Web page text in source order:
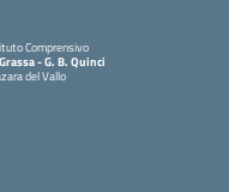
Comprensivo
- G. B. Quinci
del Vallo